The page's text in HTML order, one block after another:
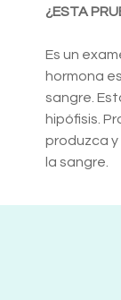
¿ESTA
Es un
hormona
sangre.
hipófisis.
produzca
la sangre.